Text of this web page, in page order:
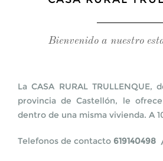
CONTACTOBienvenido a nuestro
La CASA RURAL
provincia de Castellón, le
dentro de una misma vivienda. A
Telefonos de contacto 619140498